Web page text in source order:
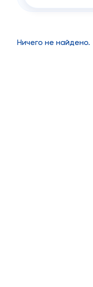
Ничего не найдено.